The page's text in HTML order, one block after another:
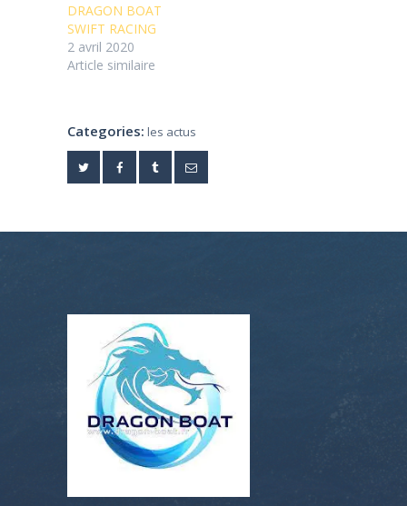
DRAGON BOAT
SWIFT RACING
2 avril 2020
Article similaire
Categories: les actus